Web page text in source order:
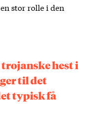
stor rolle i den
hest i
til det
typisk få